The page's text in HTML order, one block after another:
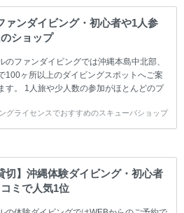
じてキャンペーンを行っています。 ベーシ
ー(Cカード) 1日間+eラーニング 最安値キ
￥22800(税込) ￥16800(税込) 器材 / 送
全て込み ダイビング...
ァンダイビング・初心者や1人参
ショップ
のファンダイビングでは沖縄本島中北部、
100ヶ所以上のダイビングスポットへご案
す。 1人旅や少人数の参加がほとんどのプ
して楽しめるようにリフレッシュダイビン
ご用意しています。お1人様も初心者の方
ファンダイビングの全てのコース費が
フル器材レンタルが50%OFFになります。
辺ビーチ・ファンダイビング ￥13800(税
チ 】 ウエイト / タンク / 送迎...
グライセンスでおすすめのスキューバショップ
切】沖縄体験ダイビング・初心者
ミで人気1位